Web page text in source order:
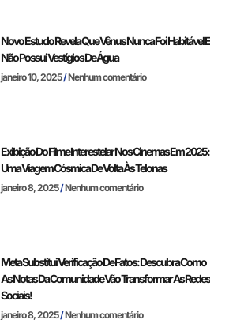
Novo Estudo Revela Que Vênus Nunca Foi Habitável E
Não Possui Vestígios De Água
janeiro 10, 2025 Nenhum comentário
Exibição Do Filme Interestelar Nos Cinemas Em 2025:
Uma Viagem Cósmica De Volta Às Telonas
janeiro 8, 2025 Nenhum comentário
Meta Substitui Verificação De Fatos: Descubra Como
As Notas Da Comunidade Vão Transformar As Redes
Sociais!
janeiro 8, 2025 Nenhum comentário